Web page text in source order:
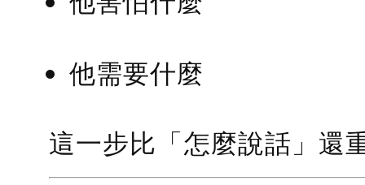
他需要什麼
這一步比「怎麼說話」還